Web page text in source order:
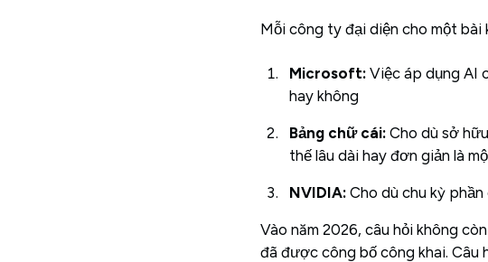
Mỗi công ty đại diện cho một bài
Microsoft: Việc áp dụng AI
hay không
Bảng chữ cái: Cho dù sở
thế lâu dài hay đơn giản là
NVIDIA: Cho dù chu kỳ
Vào năm 2026, câu hỏi không
đã được công bố công khai. Câu